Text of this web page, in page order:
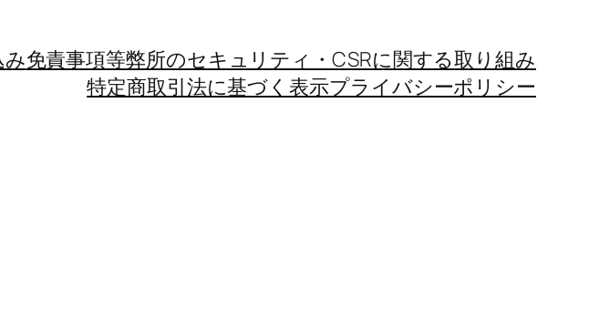
免責事項等弊所のセキュリティ・CSRに関する取り組み
特定商取引法に基づく表示プライバシーポリシー